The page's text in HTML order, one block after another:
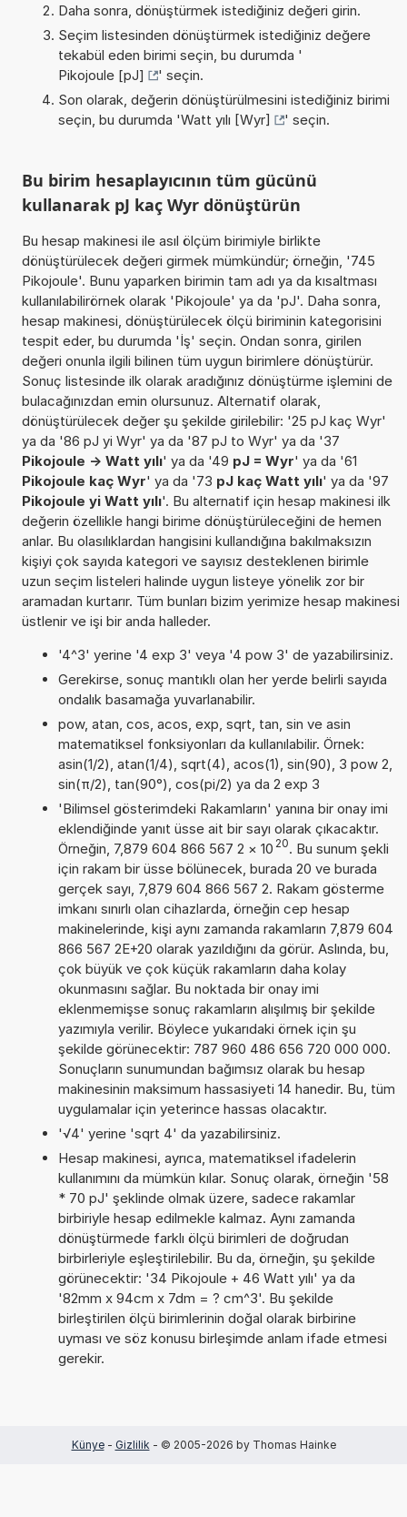
Daha sonra, dönüştürmek istediğiniz değeri girin.
Seçim listesinden dönüştürmek istediğiniz değere
tekabül eden birimi seçin, bu durumda '
Pikojoule [pJ]
' seçin.
Son olarak, değerin dönüştürülmesini istediğiniz birimi
seçin, bu durumda 'Watt yılı [Wyr] ' seçin.
Bu birim hesaplayıcının tüm gücünü
kullanarak pJ kaç Wyr dönüştürün
Bu hesap makinesi ile asıl ölçüm birimiyle birlikte
dönüştürülecek değeri girmek mümkündür; örneğin, '745
Pikojoule'. Bunu yaparken birimin tam adı ya da kısaltması
kullanılabilirörnek olarak 'Pikojoule' ya da 'pJ'. Daha sonra,
hesap makinesi, dönüştürülecek ölçü biriminin kategorisini
tespit eder, bu durumda 'İş' seçin. Ondan sonra, girilen
değeri onunla ilgili bilinen tüm uygun birimlere dönüştürür.
Sonuç listesinde ilk olarak aradığınız dönüştürme işlemini de
bulacağınızdan emin olursunuz. Alternatif olarak,
dönüştürülecek değer şu şekilde girilebilir: '25 pJ kaç Wyr'
ya da '86 pJ yi Wyr' ya da '87 pJ to Wyr' ya da '37
Pikojoule -> Watt yılı' ya da '49 pJ = Wyr' ya da '61
Pikojoule kaç Wyr' ya da '73 pJ kaç Watt yılı' ya da '97
Pikojoule yi Watt yılı'. Bu alternatif için hesap makinesi ilk
değerin özellikle hangi birime dönüştürüleceğini de hemen
anlar. Bu olasılıklardan hangisini kullandığına bakılmaksızın
kişiyi çok sayıda kategori ve sayısız desteklenen birimle
uzun seçim listeleri halinde uygun listeye yönelik zor bir
aramadan kurtarır. Tüm bunları bizim yerimize hesap makinesi
üstlenir ve işi bir anda halleder.
'4^3' yerine '4 exp 3' veya '4 pow 3' de yazabilirsiniz.
Gerekirse, sonuç mantıklı olan her yerde belirli sayıda
ondalık basamağa yuvarlanabilir.
pow, atan, cos, acos, exp, sqrt, tan, sin ve asin
matematiksel fonksiyonları da kullanılabilir. Örnek:
asin(1/2), atan(1/4), sqrt(4), acos(1), sin(90), 3 pow 2,
sin(π/2), tan(90°), cos(pi/2) ya da 2 exp 3
'Bilimsel gösterimdeki Rakamların' yanına bir onay imi
eklendiğinde yanıt üsse ait bir sayı olarak çıkacaktır.
Örneğin, 7,879 604 866 567 2 × 10 20. Bu sunum şekli
için rakam bir üsse bölünecek, burada 20 ve burada
gerçek sayı, 7,879 604 866 567 2. Rakam gösterme
imkanı sınırlı olan cihazlarda, örneğin cep hesap
makinelerinde, kişi aynı zamanda rakamların 7,879 604
866 567 2E+20 olarak yazıldığını da görür. Aslında, bu,
çok büyük ve çok küçük rakamların daha kolay
okunmasını sağlar. Bu noktada bir onay imi
eklenmemişse sonuç rakamların alışılmış bir şekilde
yazımıyla verilir. Böylece yukarıdaki örnek için şu
şekilde görünecektir: 787 960 486 656 720 000 000.
Sonuçların sunumundan bağımsız olarak bu hesap
makinesinin maksimum hassasiyeti 14 hanedir. Bu, tüm
uygulamalar için yeterince hassas olacaktır.
'√4' yerine 'sqrt 4' da yazabilirsiniz.
Hesap makinesi, ayrıca, matematiksel ifadelerin
kullanımını da mümkün kılar. Sonuç olarak, örneğin '58
* 70 pJ' şeklinde olmak üzere, sadece rakamlar
birbiriyle hesap edilmekle kalmaz. Aynı zamanda
dönüştürmede farklı ölçü birimleri de doğrudan
birbirleriyle eşleştirilebilir. Bu da, örneğin, şu şekilde
görünecektir: '34 Pikojoule + 46 Watt yılı' ya da
'82mm x 94cm x 7dm = ? cm^3'. Bu şekilde
birleştirilen ölçü birimlerinin doğal olarak birbirine
uyması ve söz konusu birleşimde anlam ifade etmesi
gerekir.
Künye- Gizlilik - © 2005-2026 by Thomas Hainke